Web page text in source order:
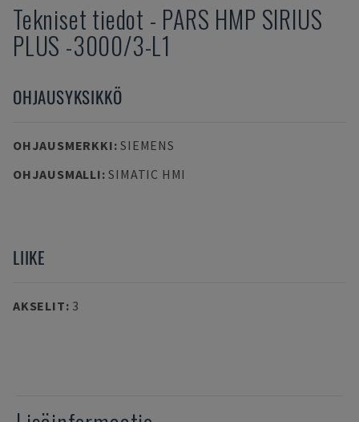
Tekniset tiedot - PARS HMP SIRIUS
PLUS -3000/3-L1
OHJAUSYKSIKKÖ
OHJAUSMERKKI:SIEMENS
OHJAUSMALLI:SIMATIC HMI
LIIKE
AKSELIT: 3